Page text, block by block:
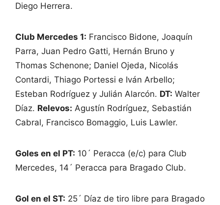
Diego Herrera.
Club Mercedes 1: Francisco Bidone, Joaquín
Parra, Juan Pedro Gatti, Hernán Bruno y
Thomas Schenone; Daniel Ojeda, Nicolás
Contardi, Thiago Portessi e Iván Arbello;
Esteban Rodríguez y Julián Alarcón. DT: Walter
Díaz. Relevos: Agustín Rodríguez, Sebastián
Cabral, Francisco Bomaggio, Luis Lawler.
Goles en el PT: 10´ Peracca (e/c) para Club
Mercedes, 14´ Peracca para Bragado Club.
Gol en el ST: 25´ Díaz de tiro libre para Bragado